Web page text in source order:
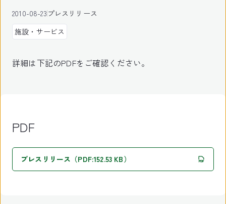
2010-08-23プレスリリース
施設・サービス
詳細は下記のPDFをご確認ください。
PDF
プレスリリース（PDF:152.53 KB）